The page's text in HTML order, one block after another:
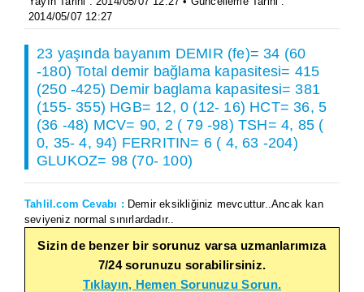
2014/05/07 12:27
23 yaşında bayanım DEMIR (fe)= 34 (60
-180) Total demir bağlama kapasitesi= 415
(250 -425) Demir baglama kapasitesi= 381
(155- 355) HGB= 12, 0 (12- 16) HCT= 36, 5
(36 -48) MCV= 90, 2 ( 79 -98) TSH= 4, 85 (
0, 35- 4, 94) FERRITIN= 6 ( 4, 63 -204)
GLUKOZ= 98 (70- 100)
Tahlil.com Cevabı : Demir eksikliğiniz mevcuttur..Ancak kan
seviyeniz normal sınırlardadır..
Sizin de benzer bir sorunuz varsa uzmanlarımıza
7/24 sorunuzu sorabilirsiniz.
Tıklayın, Hemen Sorunuzu Sorun.